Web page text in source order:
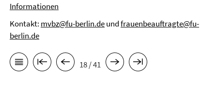
Informationen
Kontakt: mvbz@fu-berlin.deundfrauenbeauftragte@fu-
berlin.de
18 / 41